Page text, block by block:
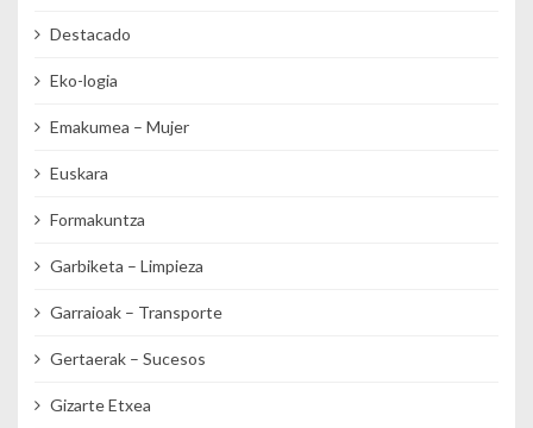
Destacado
Eko-logia
Emakumea – Mujer
Euskara
Formakuntza
Garbiketa – Limpieza
Garraioak – Transporte
Gertaerak – Sucesos
Gizarte Etxea